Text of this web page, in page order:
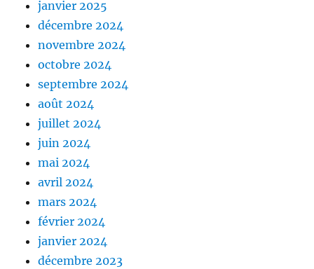
janvier 2025
décembre 2024
novembre 2024
octobre 2024
septembre 2024
août 2024
juillet 2024
juin 2024
mai 2024
avril 2024
mars 2024
février 2024
janvier 2024
décembre 2023